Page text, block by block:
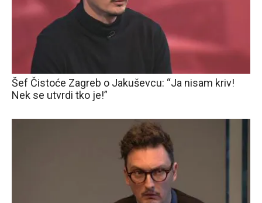
Šef Čistoće Zagreb o Jakuševcu: “Ja nisam kriv!
Nek se utvrdi tko je!”